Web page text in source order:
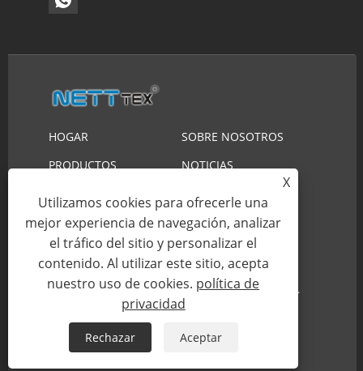
HOGAR
SOBRE NOSOTROS
PRODUCTOS
NOTICIAS
DESCARGAR
ENVIAR CONSULTA
CONTÁCTENOS
Copyright © 2023 Suzhou Nett New Material
Technology Co., Ltd. Reservados todos los derechos.
política de privacidad
X
Utilizamos cookies para ofrecerle una
mejor experiencia de navegación, analizar
el tráfico del sitio y personalizar el
contenido. Al utilizar este sitio, acepta
nuestro uso de cookies. política de
privacidad
Rechazar Aceptar